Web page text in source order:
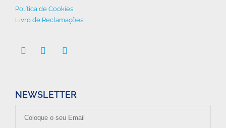
Política de Cookies
Livro de Reclamações
  
NEWSLETTER